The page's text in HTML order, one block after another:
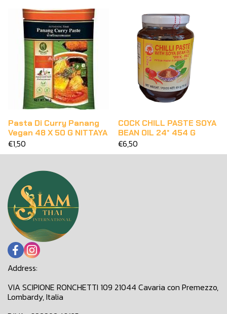
Pasta Di Curry Panang
Vegan 48 X 50 G NITTAYA
€1,50
COCK CHILL PASTE SOYA
BEAN OIL 24* 454 G
€6,50
Address:
VIA SCIPIONE RONCHETTI 109 21044 Cavaria con Premezzo,
Lombardy, Italia